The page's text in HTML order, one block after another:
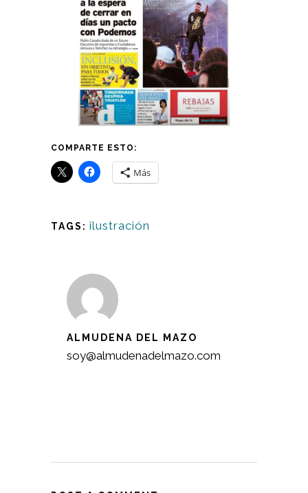
COMPARTE ESTO:
Más
TAGS: ilustración
ALMUDENA DEL MAZO
soy@almudenadelmazo.com